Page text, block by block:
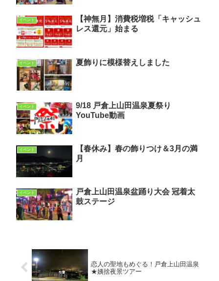
イベント
【神無月】消費税増税「キャッシュ
レス還元」始まる
イベント 夏飾りに模様替えしました
イベント
9/18 戸倉上山田温泉夏祭り
YouTube動画
イベント
【春休み】春の飾りつけ＆3月の満
月
イベント
戸倉上山田温泉盆踊り大会 冠着太
鼓ステージ
恋人の聖地もめぐる！戸倉上山田温泉
★姨捨夜景ツアー